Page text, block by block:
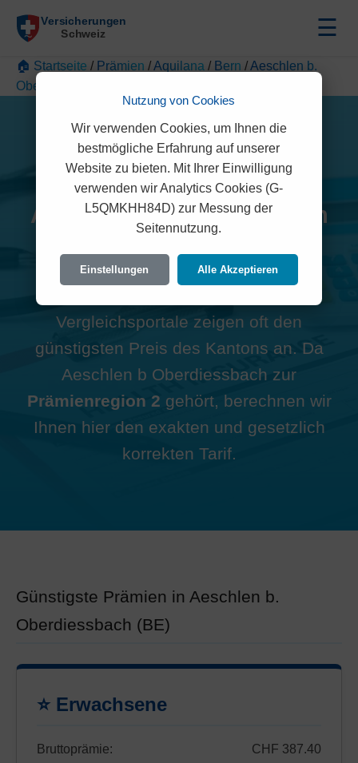
☰
🏠 Startseite / Prämien /Aquilana / Bern /Aeschlen b.
Oberdiessbach
Alle Aquilana Prämien in
Aeschlen b Oberdiessbach
(3672)
Vergleichsportale zeigen oft den
günstigsten Preis des Kantons an. Da
Aeschlen b Oberdiessbach zur
Prämienregion 2 gehört, berechnen wir
Ihnen hier den exakten und gesetzlich
korrekten Tarif.
Günstigste Prämien in Aeschlen b.
Oberdiessbach (BE)
⭐ Erwachsene
Bruttoprämie:
CHF 387.40
Nutzung von Cookies
Wir verwenden Cookies, um Ihnen die
bestmögliche Erfahrung auf unserer
Website zu bieten. Mit Ihrer Einwilligung
verwenden wir Analytics Cookies (G-
L5QMKHH84D) zur Messung der
Seitennutzung.
Einstellungen Alle Akzeptieren